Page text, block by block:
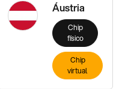
Áustria
Chip
físico
Chip
virtual